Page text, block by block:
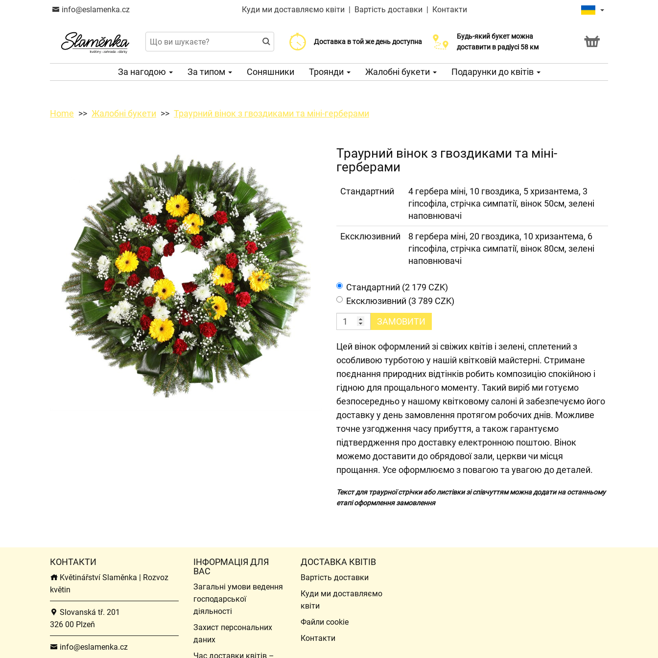
info@eslamenka.cz Куди ми доставляємо квіти | Вартість доставки | Контакти
Доставка в той же день доступна
Доставка від 200 CZK
Виберіть дату доставки
Будь-який букет можна
доставити в радіусі 58 км
За нагодою За типом Соняшники Троянди Жалобні букети Подарунки до квітів
Home Жалобні букети Траурний вінок з гвоздиками та міні-герберами
Траурний вінок з гвоздиками та міні-
герберами
Cтандартний
4 гербера міні, 10 гвоздика, 5 хризантема, 3
гіпсофіла, стрічка симпатії, вінок 50см, зелені
наповнювачі
Ексклюзивний
8 гербера міні, 20 гвоздика, 10 хризантема, 6
гіпсофіла, стрічка симпатії, вінок 80см, зелені
наповнювачі
Cтандартний (2 179 CZK)
Ексклюзивний (3 789 CZK)
ЗАМОВИТИ
Цей вінок оформлений зі свіжих квітів і зелені, сплетений з
особливою турботою у нашій квітковій майстерні. Стримане
поєднання природних відтінків робить композицію спокійною і
гідною для прощального моменту. Такий виріб ми готуємо
безпосередньо у нашому квітковому салоні й забезпечуємо його
доставку у день замовлення протягом робочих днів. Можливе
точне узгодження часу прибуття, а також гарантуємо
підтвердження про доставку електронною поштою. Вінок
можемо доставити до обрядової зали, церкви чи місця
прощання. Усе оформлюємо з повагою та увагою до деталей.
Текст для траурної стрічки або листівки зі співчуттям можна додати на останньому
етапі оформлення замовлення
КОНТАКТИ
Květinářství Slaměnka | Rozvoz
květin
Slovanská tř. 201
326 00 Plzeň
info@eslamenka.cz
ІНФОРМАЦІЯ ДЛЯ
ВАС
Загальні умови ведення
господарської
діяльності
Захист персональних
даних
Час доставки квітів –
ДОСТАВКА КВІТІВ
Вартість доставки
Куди ми доставляємо
квіти
Файли cookie
Контакти